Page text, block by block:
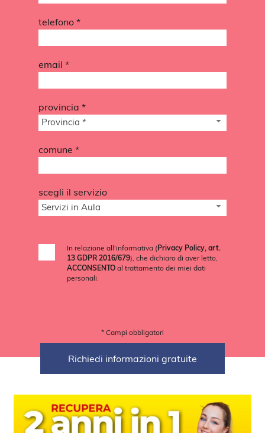
telefono *
email *
provincia *
Provincia *
comune *
scegli il servizio
Servizi in Aula
In relazione all'informativa (Privacy Policy, art.
13 GDPR 2016/679), che dichiaro di aver letto,
ACCONSENTO al trattamento dei miei dati
personali.
* Campi obbligatori